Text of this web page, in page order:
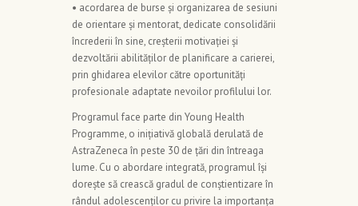
• acordarea de burse și organizarea de sesiuni
de orientare și mentorat, dedicate consolidării
încrederii în sine, creșterii motivației și
dezvoltării abilităților de planificare a carierei,
prin ghidarea elevilor către oportunități
profesionale adaptate nevoilor profilului lor.
Programul face parte din Young Health
Programme, o inițiativă globală derulată de
AstraZeneca în peste 30 de țări din întreaga
lume. Cu o abordare integrată, programul își
dorește să crească gradul de conștientizare în
rândul adolescenților cu privire la importanța